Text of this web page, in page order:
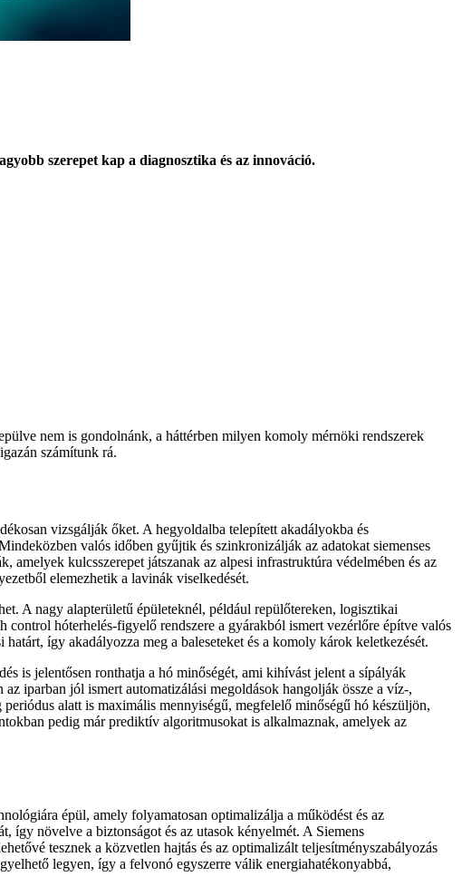
szerepet kap a diagnosztika és az innováció.
nem is gondolnánk, a háttérben milyen komoly mérnöki rendszerek
számítunk rá.
vizsgálják őket. A hegyoldalba telepített akadályokba és
valós időben gyűjtik és szinkronizálják az adatokat siemenses
kulcsszerepet játszanak az alpesi infrastruktúra védelmében és az
elemezhetik a lavinák viselkedését.
A nagy alapterületű épületeknél, például repülőtereken, logisztikai
hóterhelés-figyelő rendszere a gyárakból ismert vezérlőre építve valós
így akadályozza meg a baleseteket és a komoly károk keletkezését.
is jelentősen ronthatja a hó minőségét, ami kihívást jelent a sípályák
iparban jól ismert automatizálási megoldások hangolják össze a víz-,
alatt is maximális mennyiségű, megfelelő minőségű hó készüljön,
pedig már prediktív algoritmusokat is alkalmaznak, amelyek az
épül, amely folyamatosan optimalizálja a működést és az
így növelve a biztonságot és az utasok kényelmét. A Siemens
tesznek a közvetlen hajtás és az optimalizált teljesítményszabályozás
legyen, így a felvonó egyszerre válik energiahatékonyabbá,